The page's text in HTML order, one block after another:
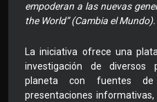
empoderan a las nuevas
the World” (Cambia el Mundo).
La iniciativa ofrece una
investigación de diversos
planeta con fuentes
presentaciones